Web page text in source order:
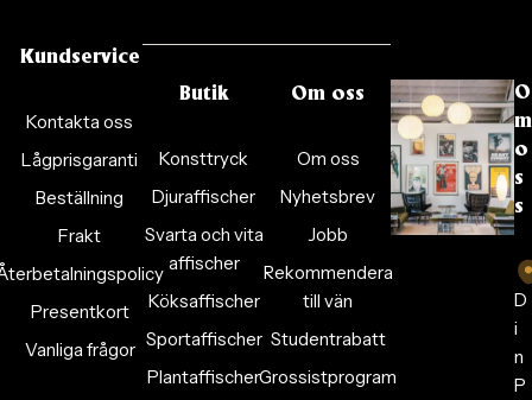
Kundservice
Kontakta oss
Lågprisgaranti
Beställning
Frakt
Presentkort
Vanliga frågor
Butik
Konsttryck
Djuraffischer
Svarta och vita
affischer
Köksaffischer
Sportaffischer
Plantaffischer
Om oss
Om oss
Nyhetsbrev
Jobb
Rekommendera
till vän
Studentrabatt
Grossistprogram
O
m
o
s
s
D
i
n
P